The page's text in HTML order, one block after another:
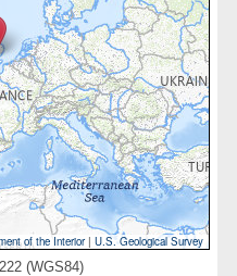
of the Interior|U.S. Geological Survey
(WGS84)